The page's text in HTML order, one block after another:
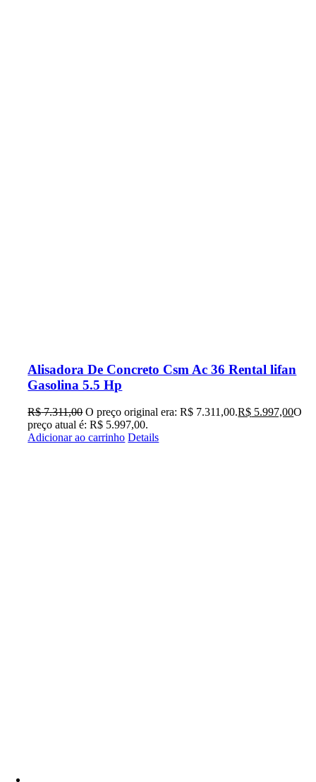
Alisadora De Concreto Csm Ac 36 Rental lifan
Gasolina 5.5 Hp
R$7.311,00 O preço original era: R$ 7.311,00.R$ 5.997,00O
preço atual é: R$ 5.997,00.
Adicionar ao carrinho Details